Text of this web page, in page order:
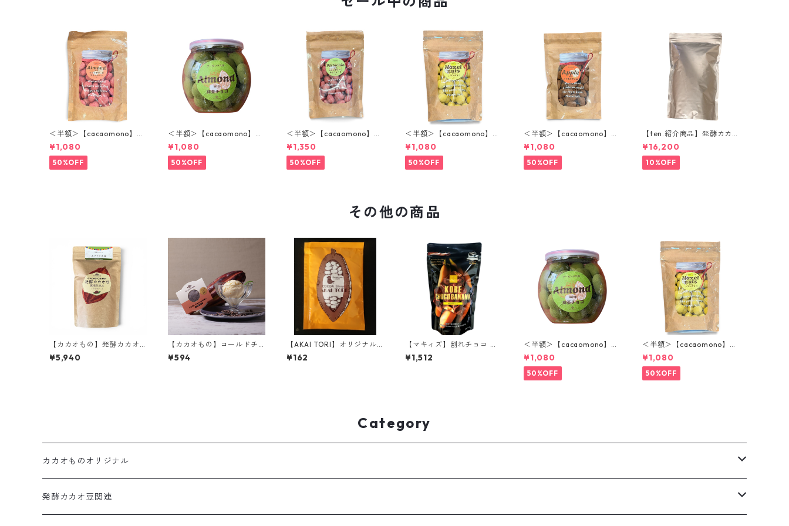
＜半額＞【cacaomono】マ
ルコナホワイトチョコレー
ト(フランボワーズ)
¥1,080
50%OFF
＜半額＞【cacaomono】マ
ルコナホワイトチョコレー
ト（抹茶）
¥1,080
50%OFF
＜半額＞【cacaomono】ピ
スタチオフランボワーズチ
ョコレート
¥1,350
50%OFF
＜半額＞【cacaomono】ヘ
ーゼルナッツレモンチョコ
レート
¥1,080
50%OFF
＜半額＞【cacaomono】ア
ップルシナモンチョコレー
ト
¥1,080
50%OFF
【ten.紹介商品】発酵カカオ
ニブ(ホール) 1kg ウガンダ産
低温仕込み発酵カカオ豆 ロ
ーカカオ豆 CACAOMONO
¥16,200
10%OFF
その他の商品
【カカオもの】発酵カカオ
豆プレミアム（クラッシ
ュ）エクアドル産 アリバ 30
¥5,940
【カカオもの】コールドチ
ョコレート ベトナムホワイ
ト40% オリジナルアイスク
¥594
【AKAI TORI】オリジナル
ココア
¥162
【マキィズ】割れチョコ 神
戸チョコバナナ
¥1,512
＜半額＞【cacaomono】マ
ルコナホワイトチョコレー
ト（抹茶）
¥1,080
50%OFF
＜半額＞【cacaomono】ヘ
ーゼルナッツレモンチョコ
レート
¥1,080
50%OFF
Category
カカオものオリジナル
カカオだま
発酵カカオ豆関連